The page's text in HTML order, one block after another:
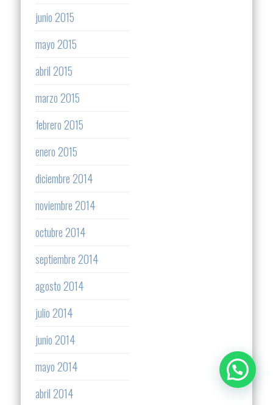
junio 2015
mayo 2015
abril 2015
marzo 2015
febrero 2015
enero 2015
diciembre 2014
noviembre 2014
octubre 2014
septiembre 2014
agosto 2014
julio 2014
junio 2014
mayo 2014
abril 2014